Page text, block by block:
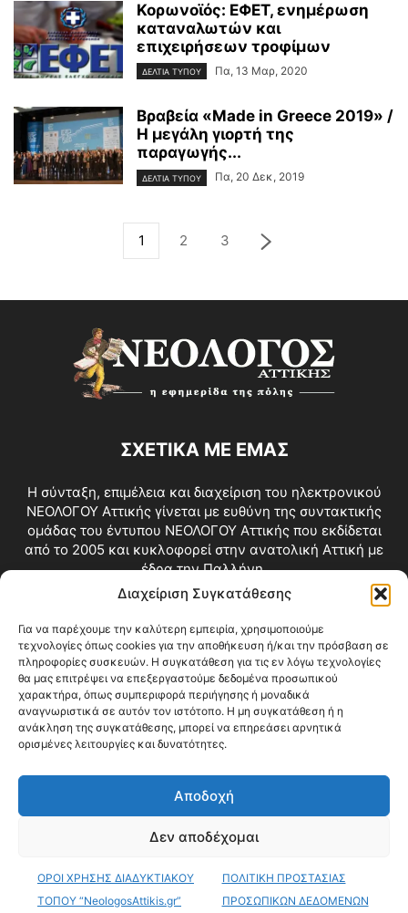
Διαχείριση Συγκατάθεσης
Για να παρέχουμε την καλύτερη εμπειρία, χρησιμοποιούμε
τεχνολογίες όπως cookies για την αποθήκευση ή/και την πρόσβαση σε
πληροφορίες συσκευών. Η συγκατάθεση για τις εν λόγω τεχνολογίες
θα μας επιτρέψει να επεξεργαστούμε δεδομένα προσωπικού
χαρακτήρα, όπως συμπεριφορά περιήγησης ή μοναδικά
αναγνωριστικά σε αυτόν τον ιστότοπο. Η μη συγκατάθεση ή η
ανάκληση της συγκατάθεσης, μπορεί να επηρεάσει αρνητικά
ορισμένες λειτουργίες και δυνατότητες.
Αποδοχή
Δεν αποδέχομαι
ΟΡΟΙ ΧΡΗΣΗΣ ΔΙΑΔΥΚΤΙΑΚΟΥ
ΤΟΠΟΥ “NeologosAttikis.gr”
ΠΟΛΙΤΙΚΗ ΠΡΟΣΤΑΣΙΑΣ
ΠΡΟΣΩΠΙΚΩΝ ΔΕΔΟΜΕΝΩΝ
Κορωνοϊός: ΕΦΕΤ, ενημέρωση
καταναλωτών και
επιχειρήσεων τροφίμων
ΔΕΛΤΙΑ ΤΥΠΟΥ Πα, 13 Μαρ, 2020
Βραβεία «Made in Greece 2019» /
Η μεγάλη γιορτή της
παραγωγής...
ΔΕΛΤΙΑ ΤΥΠΟΥ Πα, 20 Δεκ, 2019
1 2 3
ΣΧΕΤΙΚΑ ΜΕ ΕΜΑΣ
Η σύνταξη, επιμέλεια και διαχείριση του ηλεκτρονικού
ΝΕΟΛΟΓΟΥ Αττικής γίνεται με ευθύνη της συντακτικής
ομάδας του έντυπου ΝΕΟΛΟΓΟΥ Αττικής που εκδίδεται
από το 2005 και κυκλοφορεί στην ανατολική Αττική με
έδρα την Παλλήνη.
Επικοινωνία:info@neologosattikis.gr
ΑΚΟΛΟΥΘΗΣΕ ΜΑΣ
Videos Όροι Χρήσης
© Copyright 2026 ΝΕΟΛΟΓΟΣ ΑΤΤΙΚΗΣ • All Rights Reserved •
Web Development by KARINA HOLDINGS Web Dpt